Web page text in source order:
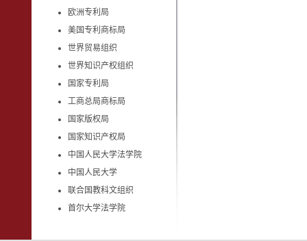
欧洲专利局
美国专利商标局
世界贸易组织
世界知识产权组织
国家专利局
工商总局商标局
国家版权局
国家知识产权局
中国人民大学法学院
中国人民大学
联合国教科文组织
首尔大学法学院